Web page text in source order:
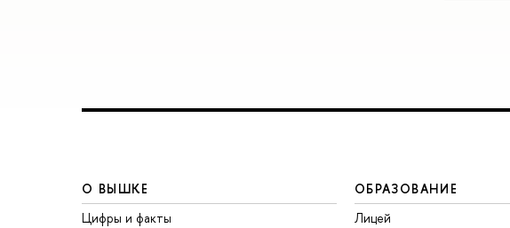
О ВЫШКЕ
Цифры и факты
ОБРАЗОВАНИЕ
Лицей